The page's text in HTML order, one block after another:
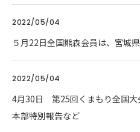
2022/05/04
５月22日全国熊森会員は、宮城
2022/05/04
4月30日 第25回くまもり全国
本部特別報告など